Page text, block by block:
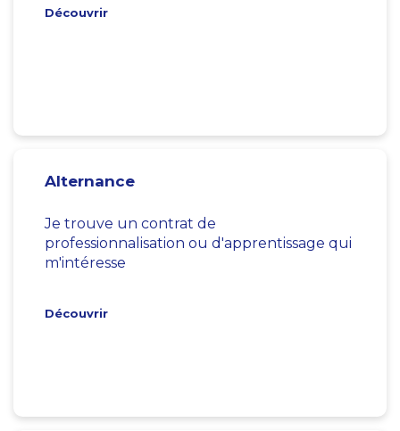
Découvrir
Alternance
Je trouve un contrat de
professionnalisation ou d'apprentissage qui
m'intéresse
Découvrir